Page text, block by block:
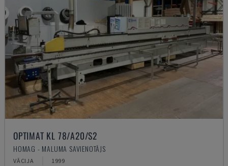
OPTIMAT KL 78/A20/S2
HOMAG - MALUMA SAVIENOTĀJS
VĀCIJA 1999